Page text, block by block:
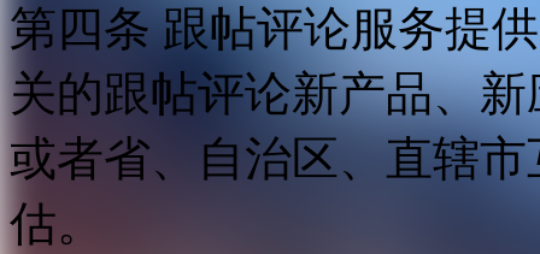
第四条 跟帖评论服务提
关的跟帖评论新产品、
或者省、自治区、直辖
估。